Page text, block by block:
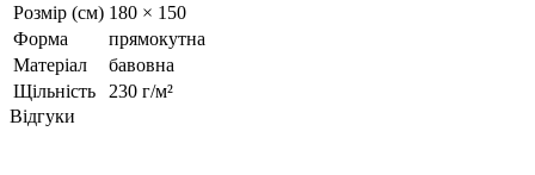
Розмір (см) 180 × 150
Форма
прямокутна
Матеріал
бавовна
Щільність
230 г/м²
Відгуки